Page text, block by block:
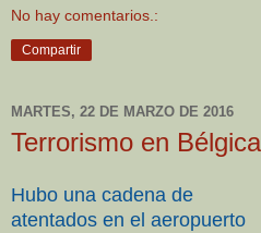
No hay comentarios.:
Compartir
MARTES, 22 DE MARZO DE 2016
Terrorismo en
Hubo una cadena de
atentados en el aeropuerto